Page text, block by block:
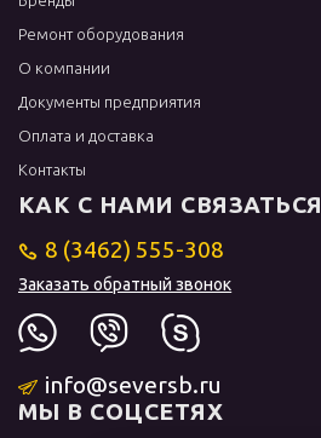
Ремонт оборудования
О компании
Документы предприятия
Оплата и доставка
Контакты
КАК С НАМИ СВЯЗАТЬСЯ
8 (3462) 555-308
Заказать обратный звонок
info@seversb.ru
МЫ В СОЦСЕТЯХ